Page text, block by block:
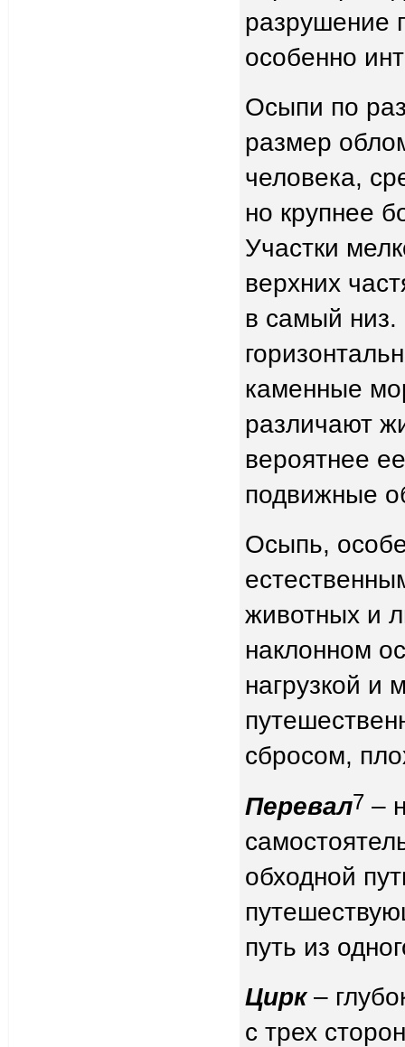
разрушение
особенно
Осыпи по
размер
человека,
но крупнее
Участки
верхних
в самый низ.
каменные
различают
вероятнее
подвижные
Осыпь,
животных и
наклонном
нагрузкой и
сбросом,
Перевал7 –
обходной
путь из
Цирк–
с трех